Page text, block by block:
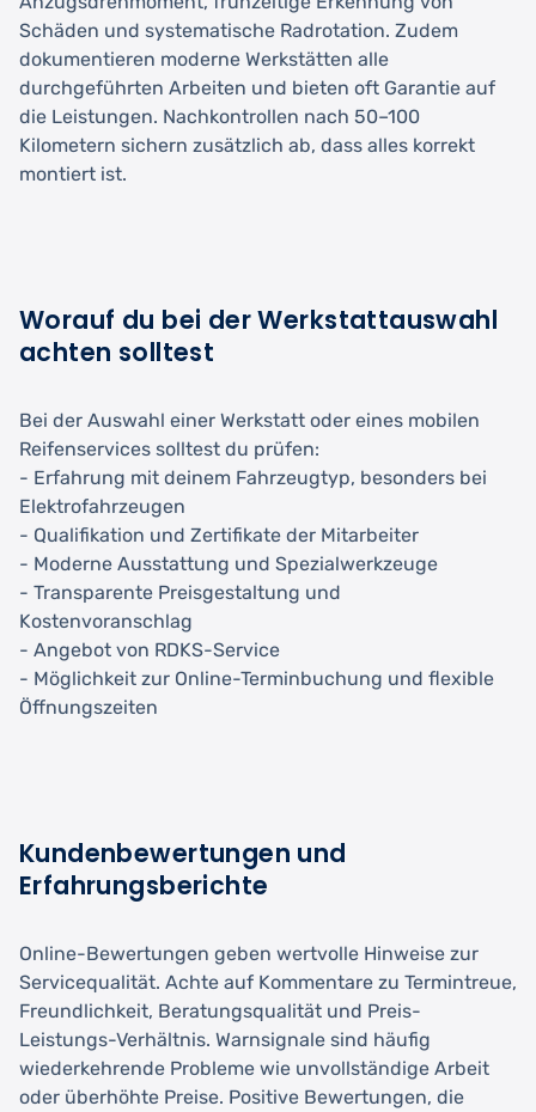
Schäden und systematische Radrotation. Zudem
dokumentieren moderne Werkstätten alle
durchgeführten Arbeiten und bieten oft Garantie auf
die Leistungen. Nachkontrollen nach 50–100
Kilometern sichern zusätzlich ab, dass alles korrekt
montiert ist.
Worauf du bei der Werkstattauswahl
achten solltest
Bei der Auswahl einer Werkstatt oder eines mobilen
Reifenservices solltest du prüfen:
- Erfahrung mit deinem Fahrzeugtyp, besonders bei
Elektrofahrzeugen
- Qualifikation und Zertifikate der Mitarbeiter
- Moderne Ausstattung und Spezialwerkzeuge
- Transparente Preisgestaltung und
Kostenvoranschlag
- Angebot von RDKS-Service
- Möglichkeit zur Online-Terminbuchung und flexible
Öffnungszeiten
Kundenbewertungen und
Erfahrungsberichte
Online-Bewertungen geben wertvolle Hinweise zur
Servicequalität. Achte auf Kommentare zu Termintreue,
Freundlichkeit, Beratungsqualität und Preis-
Leistungs-Verhältnis. Warnsignale sind häufig
wiederkehrende Probleme wie unvollständige Arbeit
oder überhöhte Preise. Positive Bewertungen, die